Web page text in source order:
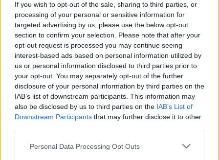
If you wish to opt-out of the sale, sharing to third parties, or
processing of your personal or sensitive information for
targeted advertising by us, please use the below opt-out
section to confirm your selection. Please note that after your
opt-out request is processed you may continue seeing
interest-based ads based on personal information utilized by
us or personal information disclosed to third parties prior to
your opt-out. You may separately opt-out of the further
disclosure of your personal information by third parties on the
IAB’s list of downstream participants. This information may
also be disclosed by us to third parties on the IAB’s List of
Downstream Participants that may further disclose it to other
Personal Data Processing Opt Outs